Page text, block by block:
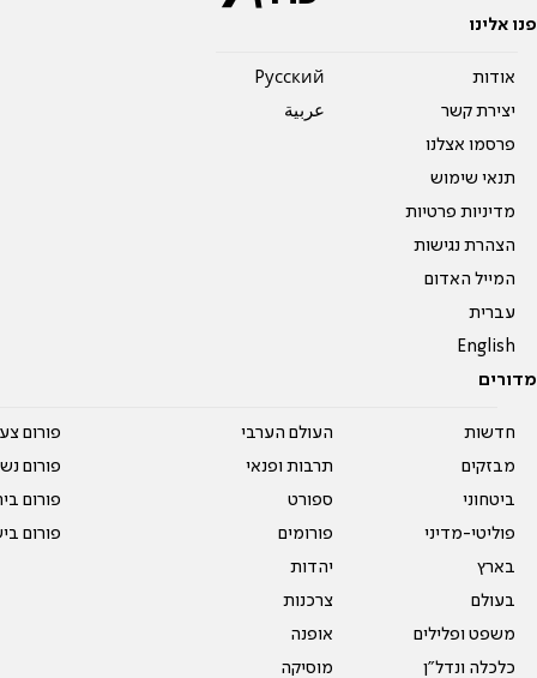
פנו אלינו
אודות
יצירת קשר
פרסמו אצלנו
תנאי שימוש
מדיניות פרטיות
הצהרת נגישות
המייל האדום
עברית
English
Pусский
عربية
מדורים
חדשות
מבזקים
ביטחוני
פוליטי-מדיני
בארץ
בעולם
משפט ופלילים
כלכלה ונדל"ן
העולם הערבי
תרבות ופנאי
ספורט
פורומים
יהדות
צרכנות
אופנה
מוסיקה
פורום
פורום
פורום
פורום